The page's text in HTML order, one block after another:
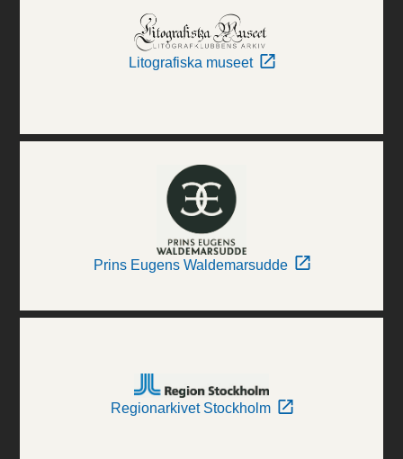
Litografiska museet
Prins Eugens Waldemarsudde
Regionarkivet Stockholm